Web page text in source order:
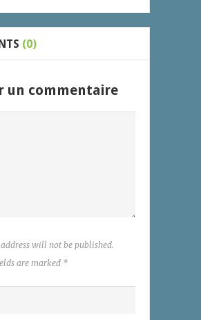
(0)
un commentaire
will not be published.
are marked *